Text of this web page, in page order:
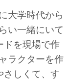
大学時代から
い一緒にいて
ドを現場で作
ラクターを作
さしくて、す